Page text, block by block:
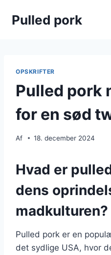
Pulled pork
OPSKRIFTER
Pulled pork
for en sød
Af 18. december 2024
Hvad er
dens
madkulturen?
Pulled pork er en
det sydlige USA, hvor